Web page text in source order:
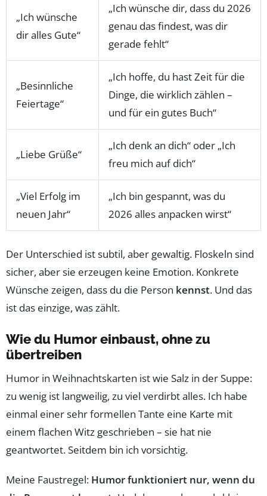
„Ich wünsche
dir alles Gute“
„Ich wünsche dir, dass du 2026
genau das findest, was dir
gerade fehlt“
„Besinnliche
Feiertage“
„Ich hoffe, du hast Zeit für die
Dinge, die wirklich zählen –
und für ein gutes Buch“
„Liebe Grüße“
„Ich denk an dich“ oder „Ich
freu mich auf dich“
„Viel Erfolg im
neuen Jahr“
„Ich bin gespannt, was du
2026 alles anpacken wirst“
Der Unterschied ist subtil, aber gewaltig. Floskeln sind
sicher, aber sie erzeugen keine Emotion. Konkrete
Wünsche zeigen, dass du die Person kennst. Und das
ist das einzige, was zählt.
Wie du Humor einbaust, ohne zu
übertreiben
Humor in Weihnachtskarten ist wie Salz in der Suppe:
zu wenig ist langweilig, zu viel verdirbt alles. Ich habe
einmal einer sehr formellen Tante eine Karte mit
einem flachen Witz geschrieben – sie hat nie
geantwortet. Seitdem bin ich vorsichtig.
Meine Faustregel: Humor funktioniert nur, wenn du